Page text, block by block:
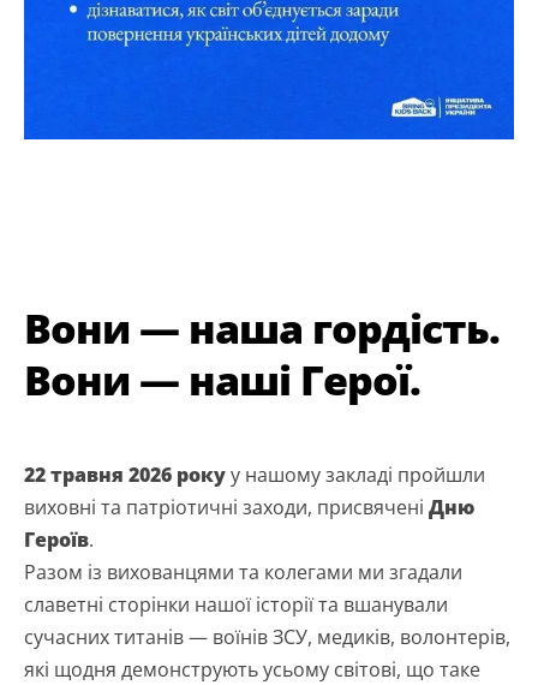
Вони — наша гордість.
Вони — наші Герої.
22 травня 2026 рокуу нашому закладі пройшли
виховні та патріотичні заходи, присвячені Дню
Героїв.
Разом із вихованцями та колегами ми згадали
славетні сторінки нашої історії та вшанували
сучасних титанів — воїнів ЗСУ, медиків, волонтерів,
які щодня демонструють усьому світові, що таке